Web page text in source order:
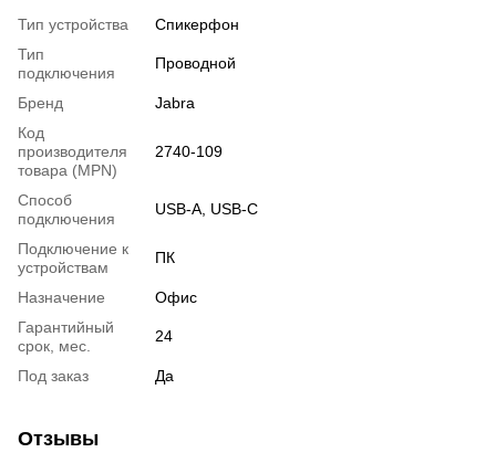
Тип устройства
Спикерфон
Тип
подключения
Проводной
Бренд
Jabra
Код
производителя
товара (MPN)
2740-109
Способ
подключения
USB-A, USB-C
Подключение к
устройствам
ПК
Назначение
Офис
Гарантийный
срок, мес.
24
Под заказ Да
Отзывы